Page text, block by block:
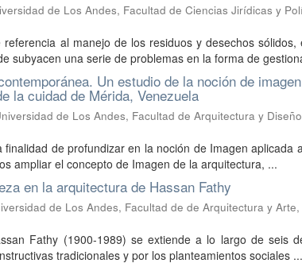
de Los Andes, Facultad de Ciencias Jirídicas y
al manejo de los residuos y desechos
subyacen una serie de problemas en la forma de
Un estudio de la noción de
la cuidad de Mérida, Venezuela
de Los Andes, Facultad de Arquitectura y
de profundizar en la noción de Imagen aplicada
ampliar el concepto de Imagen de la arquitectura, ...
en la arquitectura de Hassan Fathy
de Los Andes, Facultad de de Arquitectura y
Fathy (1900-1989) se extiende a lo largo de seis
tradicionales y por los planteamientos sociales ...